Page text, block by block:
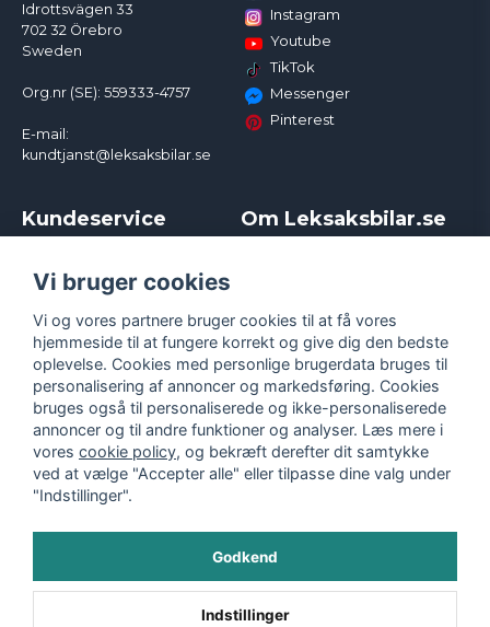
Idrottsvägen 33
702 32 Örebro
Sweden
Org.nr (SE): 559333-4757
E-mail:
kundtjanst@leksaksbilar.se
Instagram
Youtube
TikTok
Messenger
Pinterest
Kundeservice
Kampagner og rabatter
Reklamation
Policy chase cars
Returnera
Logga in
Om Leksaksbilar.se
Handelsbetingelser
Persondatapolitik
Cookies
Vi bruger cookies
Vi og vores partnere bruger cookies til at få vores
hjemmeside til at fungere korrekt og give dig den bedste
oplevelse. Cookies med personlige brugerdata bruges til
personalisering af annoncer og markedsføring. Cookies
bruges også til personaliserede og ikke-personaliserede
annoncer og til andre funktioner og analyser. Læs mere i
vores cookie policy, og bekræft derefter dit samtykke
ved at vælge "Accepter alle" eller tilpasse dine valg under
"Indstillinger".
Godkend
Indstillinger